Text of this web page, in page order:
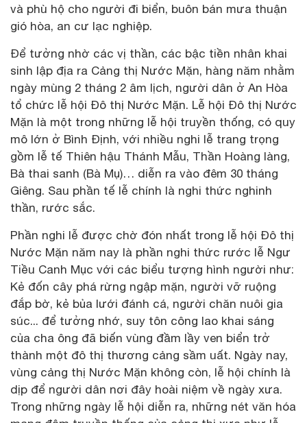
và phù hộ cho người đi biển, buôn bán mưa thuận
gió hòa, an cư lạc nghiệp.
Để tưởng nhờ các vị thần, các bậc tiền nhân khai
sinh lập địa ra Cảng thị Nước Mặn, hàng năm nhằm
ngày mùng 2 tháng 2 âm lịch, người dân ở An Hòa
tổ chức lễ hội Đô thị Nước Mặn. Lễ hội Đô thị Nước
Mặn là một trong những lễ hội truyền thống, có quy
mô lớn ở Bình Định, với nhiều nghi lễ trang trọng
gồm lễ tế Thiên hậu Thánh Mẫu, Thần Hoàng làng,
Bà thai sanh (Bà Mụ)… diễn ra vào đêm 30 tháng
Giêng. Sau phần tế lễ chính là nghi thức nghinh
thần, rước sắc.
Phần nghi lễ được chờ đón nhất trong lễ hội Đô thị
Nước Mặn năm nay là phần nghi thức rước lễ Ngư
Tiều Canh Mục với các biểu tượng hình người như:
Kẻ đốn cây phá rừng ngập mặn, người vỡ ruộng
đắp bờ, kẻ bủa lưới đánh cá, người chăn nuôi gia
súc... để tưởng nhớ, suy tôn công lao khai sáng
của cha ông đã biến vùng đầm lầy ven biển trở
thành một đô thị thương cảng sầm uất. Ngày nay,
vùng cảng thị Nước Mặn không còn, lễ hội chính là
dịp để người dân nơi đây hoài niệm về ngày xưa.
Trong những ngày lễ hội diễn ra, những nét văn hóa